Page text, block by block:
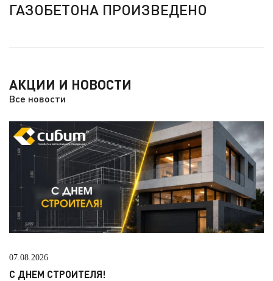
ГАЗОБЕТОНА ПРОИЗВЕДЕНО
АКЦИИ И НОВОСТИ
Все новости
07.08.2026
С ДНЕМ СТРОИТЕЛЯ!